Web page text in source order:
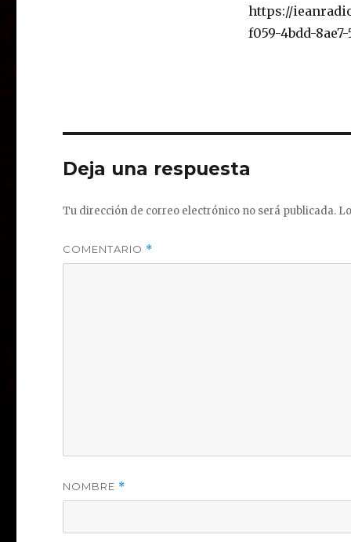
https://
f059-4bdd-
Deja una respuesta
Tu dirección de correo electrónico no será publicada.
COMENTARIO *
NOMBRE *